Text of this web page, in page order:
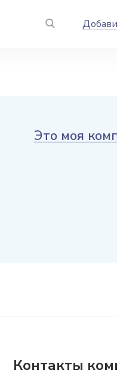
Это моя
Контакты